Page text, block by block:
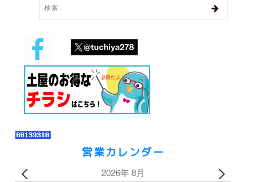
営業カレンダー
2026年 8月